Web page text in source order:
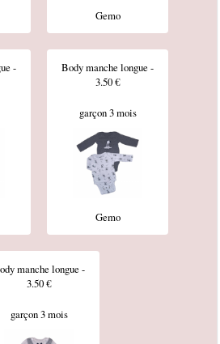
Gemo
-
Body manche longue -
3.50 €
garçon 3 mois
Gemo
manche longue -
3.50 €
garçon 3 mois